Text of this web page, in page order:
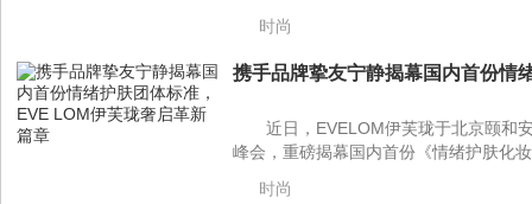
时尚
携手品牌挚友宁静揭幕国内首份情
近日，EVELOM伊芙珑于北京颐和
峰会，重磅揭幕国内首份《情绪护肤化
时尚